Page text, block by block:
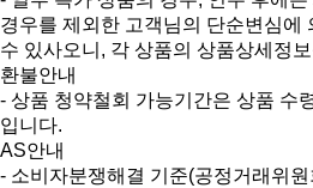
경우를 제외한 고객님의 단순변심에
수 있사오니, 각 상품의 상품상세정
환불안내
- 상품 청약철회 가능기간은 상품 수
입니다.
AS안내
- 소비자분쟁해결 기준(공정거래위